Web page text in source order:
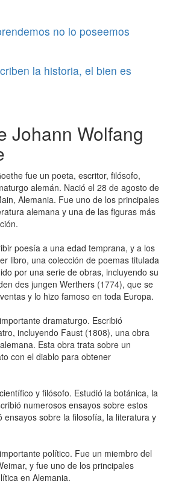
no lo poseemos
la historia, el bien es
Johann Wolfang
fue un poeta, escritor, filósofo,
alemán. Nació el 28 de agosto de
Alemania. Fue uno de los principales
alemana y una de las figuras más
poesía a una edad temprana, y a los
libro, una colección de poemas titulada
por una serie de obras, incluyendo su
des jungen Werthers (1774), que se
y lo hizo famoso en toda Europa.
dramaturgo. Escribió
incluyendo Faust (1808), una obra
Esta obra trata sobre un
con el diablo para obtener
y filósofo. Estudió la botánica, la
numerosos ensayos sobre estos
ensayos sobre la filosofía, la literatura y
político. Fue un miembro del
y fue uno de los principales
en Alemania.